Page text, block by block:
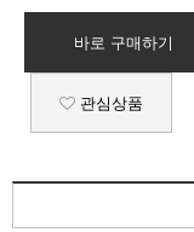
바로 구매하기
관심상품